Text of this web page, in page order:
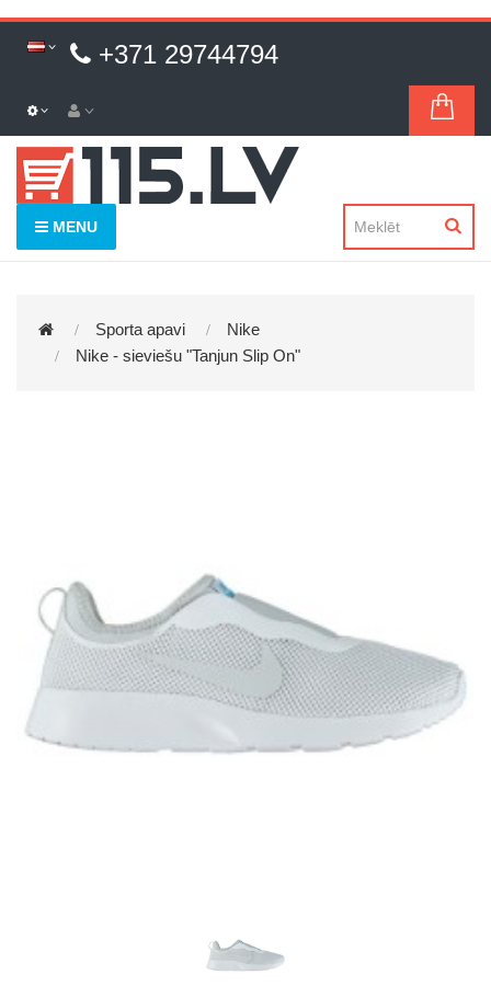
+371 29744794
MENU
Sporta apavi
Nike
Nike - sieviešu "Tanjun Slip On"